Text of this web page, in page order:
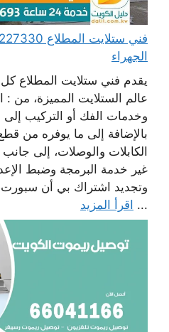
الجهراء
يقدم فني ستلايت المطلاع
عالم الستلايت المميزة، من :
وخدمات الفك أو التركيب إلى
بالإضافة إلى ما يوفره من
الكابلات والوصلات، إلى جانب
غير خدمة البرمجة وضبط
وتجديد اشتراك بي أن سبورت،
... اقرأ المزيد